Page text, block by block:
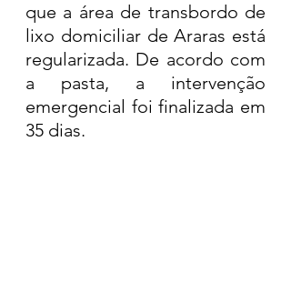
que a área de transbordo de
lixo domiciliar de Araras está
regularizada. De acordo com
a pasta, a intervenção
emergencial foi finalizada em
35 dias.